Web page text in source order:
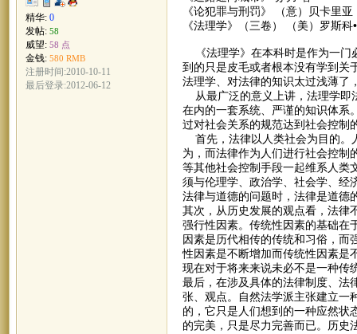
精华: 0
发帖: 58
威望: 58 点
金钱: 580 RMB
注册时间:2010-10-11
最后登录:2012-06-12
《论犯罪与刑罚》 （意）贝卡里亚
《法理学》（三卷） （美）罗斯科
《法理学》在本科时是作为一门
到的只是皮毛或者根本没有学到关
法理学、对法律的知识太过浅薄了
从最广泛的意义上讲，法理学即
在内的一套系统、严谨的知识体系
过对社会关系的规范达到社会控制
首先，法律以人类社会为目的。
为，而法律作为人们进行社会控制
等其他社会控制手段一起维系人类
须与伦理学、政治学、社会学、经
法律与道德的问题时，法律是道德
其次，从历史发展的观点看，法律
强行性因素。传统性因素的基础在
因素是历代相传的传统和习俗，而
性因素是不断增加而传统性因素是
现在对于将来来说未必不是一种传
最后，在涉及具体的法律制度、法
张、观点。自然法学派主张建立一
的，它只是人们想到的一种应然状
的完美，只是尽力完善而已。历史